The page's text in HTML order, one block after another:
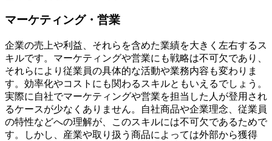
マーケティング・営業
企業の売上や利益、それらを含めた業績を大きく左右するス
キルです。マーケティングや営業にも戦略は不可欠であり、
それらにより従業員の具体的な活動や業務内容も変わりま
す。効率化やコストにも関わるスキルともいえるでしょう。
実際に自社でマーケティングや営業を担当した人が登用され
るケースが少なくありません。自社商品や企業理念、従業員
の特性などへの理解が、このスキルには不可欠であるためで
す。しかし、産業や取り扱う商品によっては外部から獲得